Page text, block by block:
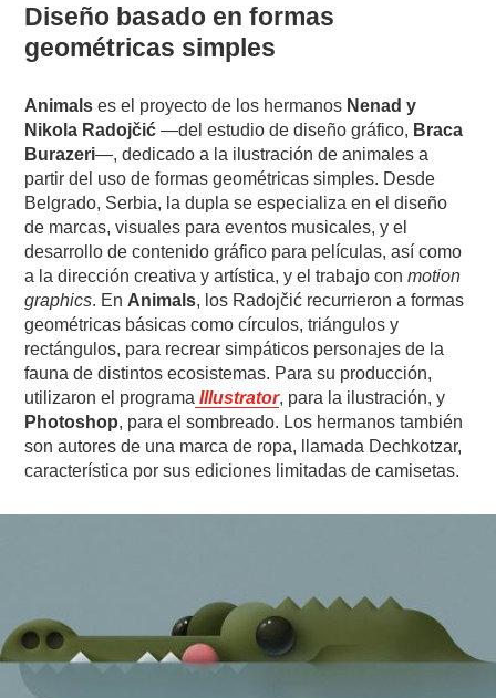
Diseño basado en formas
geométricas simples
Animals es el proyecto de los hermanos Nenad y
Nikola Radojčić —del estudio de diseño gráfico, Braca
Burazeri—, dedicado a la ilustración de animales a
partir del uso de formas geométricas simples. Desde
Belgrado, Serbia, la dupla se especializa en el diseño
de marcas, visuales para eventos musicales, y el
desarrollo de contenido gráfico para películas, así como
a la dirección creativa y artística, y el trabajo conmotion
graphics. En Animals, los Radojčić recurrieron a formas
geométricas básicas como círculos, triángulos y
rectángulos, para recrear simpáticos personajes de la
fauna de distintos ecosistemas. Para su producción,
utilizaron el programa Illustrator, para la ilustración, y
Photoshop, para el sombreado. Los hermanos también
son autores de una marca de ropa, llamada Dechkotzar,
característica por sus ediciones limitadas de camisetas.